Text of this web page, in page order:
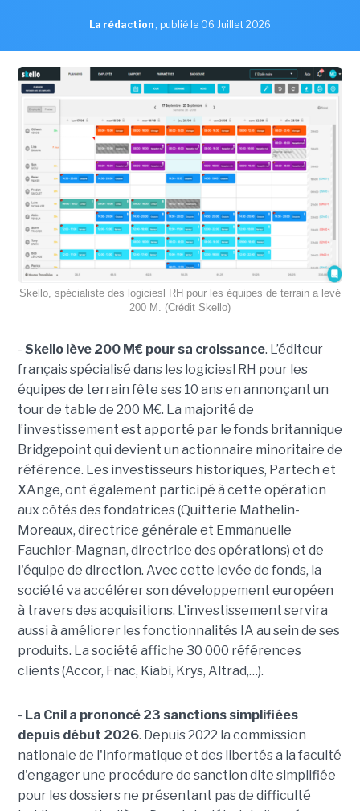
La rédaction , publié le 06 Juillet 2026
Skello, spécialiste des logiciesl RH pour les équipes de terrain a levé
200 M. (Crédit Skello)
- Skello lève 200 M€ pour sa croissance. L’éditeur
français spécialisé dans les logiciesl RH pour les
équipes de terrain fête ses 10 ans en annonçant un
tour de table de 200 M€. La majorité de
l’investissement est apporté par le fonds britannique
Bridgepoint qui devient un actionnaire minoritaire de
référence. Les investisseurs historiques, Partech et
XAnge, ont également participé à cette opération
aux côtés des fondatrices (Quitterie Mathelin-
Moreaux, directrice générale et Emmanuelle
Fauchier-Magnan, directrice des opérations) et de
l'équipe de direction. Avec cette levée de fonds, la
société va accélérer son développement européen
à travers des acquisitions. L’investissement servira
aussi à améliorer les fonctionnalités IA au sein de ses
produits. La société affiche 30 000 références
clients (Accor, Fnac, Kiabi, Krys, Altrad,…).
- La Cnil a prononcé 23 sanctions simplifiées
depuis début 2026. Depuis 2022 la commission
nationale de l'informatique et des libertés a la faculté
d'engager une procédure de sanction dite simplifiée
pour les dossiers ne présentant pas de difficulté